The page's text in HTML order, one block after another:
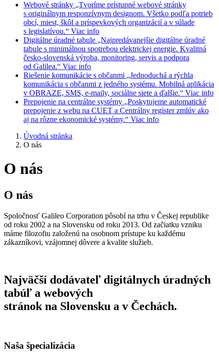
Webové stránky „Tvoríme prístupné webové stránky
s originálnym responzívnym designom. Všetko podľa potrieb
obcí, miest, škôl a príspevkových organizácií a v súlade
s legislatívou.“ Viac info
Digitálne úradné tabule „Najpredávanejšie digitálne úradné
tabule s minimálnou spotrebou elektrickej energie. Kvalitná
česko-slovenská výroba, monitoring, servis a podpora
od Galilea.“ Viac info
Riešenie komunikácie s občanmi „Jednoduchá a rýchla
komunikácia s občanmi z jedného systému. Mobilná aplikácia
v OBRAZE, SMS, e-maily, sociálne siete a ďalšie.“ Viac info
Prepojenie na centrálne systémy „Poskytujeme automatické
prepojenie z webu na CUET a Centrálny register zmlúv ako
aj na rôzne ekonomické systémy.“ Viac info
Úvodná stránka
O nás
O nás
O nás
Spoločnosť Galileo Corporation pôsobí na trhu v Českej republike
od roku 2002 a na Slovensku od roku 2013. Od začiatku vzniku
máme filozofiu založenú na osobnom prístupe ku každému
zákazníkovi, vzájomnej dôvere a kvalite služieb.
Najväčší dodávateľ digitálnych úradných
tabúľ a webových
stránok na Slovensku a v Čechách.
Naša špecializácia